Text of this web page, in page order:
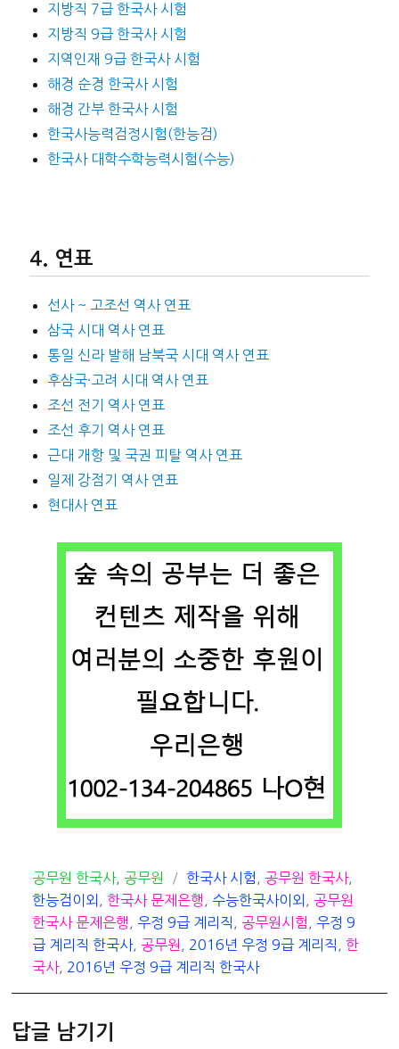
지방직 7급 한국사 시험
지방직 9급 한국사 시험
지역인재 9급 한국사 시험
해경 순경 한국사 시험
해경 간부 한국사 시험
한국사능력검정시험(한능검)
한국사 대학수학능력시험(수능)
연표
선사 ~ 고조선 역사 연표
삼국 시대 역사 연표
통일 신라 발해 남북국 시대 역사 연표
후삼국·고려 시대 역사 연표
조선 전기 역사 연표
조선 후기 역사 연표
근대 개항 및 국권 피탈 역사 연표
일제 강점기 역사 연표
현대사 연표
카
테
고
리
공무원 한국사, 공무원
태
그
한국사 시험 공무원 한국사,
한능검이외
,한국사 문제은행 수능한국사이외
공무원
한국사 문제은행
우정 9급 계리직 공무원시험
우정 9
급 계리직 한국사, 공무원 2016년 우정 9급 계리직 ,한
국사, 2016년 우정 9급 계리직 한국사
답글 남기기